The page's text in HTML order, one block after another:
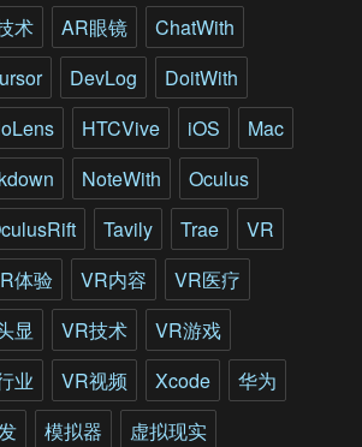
术 AR眼镜
ChatWith
DevLog
DoitWith
HTCVive iOS
Mac
NoteWith
Oculus
Tavily Trae
VR
体验 VR内容
VR医疗
显 VR技术
VR游戏
业 VR视频 Xcode
华为
模拟器 虚拟现实